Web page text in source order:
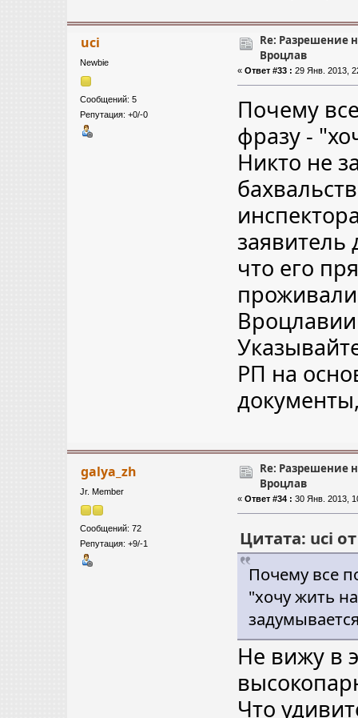
uci
Newbie
Сообщений: 5
Репутация: +0/-0
Re: Разрешение
Вроцлав
« Ответ #33 : 29 Янв. 2013,
Почему
фразу -
Никто не
заявитель
что его
Вроцлавии
РП на
galya_zh
Jr. Member
Сообщений: 72
Репутация: +9/-1
Re: Разрешение
Вроцлав
« Ответ #34 : 30 Янв. 2013,
Цитата: uci
Почему все
"хочу жить
Не вижу в
Что